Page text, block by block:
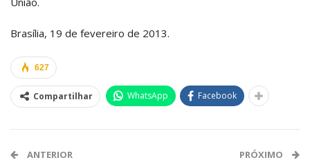
Brasília, 19 de fevereiro de 2013.
627
Compartilhar WhatsApp Facebook
ANTERIOR PRÓXIMO